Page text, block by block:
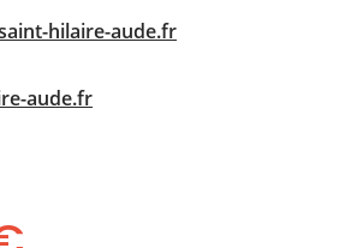
hilaire-aude.fr
aude.fr